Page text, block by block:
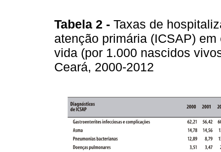
Tabela 2 - Taxas de
atenção primária (ICSAP)
vida (por 1.000 nascidos
Ceará, 2000-2012